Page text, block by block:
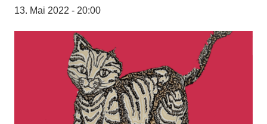
13. Mai 2022 - 20:00